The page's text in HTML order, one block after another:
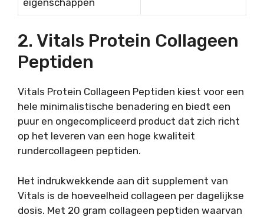
2. Vitals Protein Collageen
Peptiden
Vitals Protein Collageen Peptiden kiest voor een
hele minimalistische benadering en biedt een
puur en ongecompliceerd product dat zich richt
op het leveren van een hoge kwaliteit
rundercollageen peptiden.
Het indrukwekkende aan dit supplement van
Vitals is de hoeveelheid collageen per dagelijkse
dosis. Met 20 gram collageen peptiden waarvan